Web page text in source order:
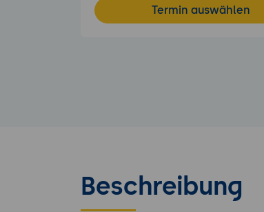
Termin auswählen
Beschreibung